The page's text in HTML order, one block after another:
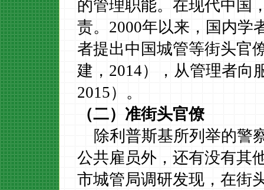
的管理职能。在现代中国
责。2000年以来，国内学
者提出中国城管等街头官
建，2014），从管理者向
2015）。
（二）准街头官僚
除利普斯基所列举的警
公共雇员外，还有没有其
市城管局调研发现，在街